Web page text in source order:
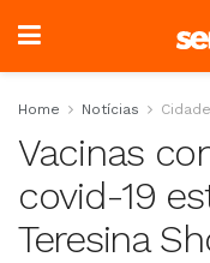
Home Notícias
Vacinas
covid-19
Teresina